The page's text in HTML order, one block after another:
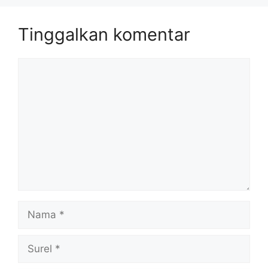
Tinggalkan komentar
Nama
Surel